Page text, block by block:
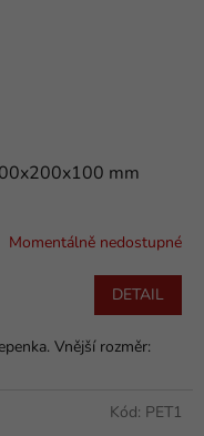
mm
Momentálně nedostupné
DETAIL
Vnější rozměr:
Kód: PET1